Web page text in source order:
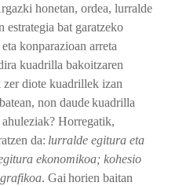
honetan, ordea, lurralde
estrategia bat garatzeko
konparazioan arreta
kuadrilla bakoitzaren
diote kuadrillek izan
non daudekuadrilla
Horregatik,
da: lurralde egitura eta
ekonomikoa; kohesio
. Gai horien baitan